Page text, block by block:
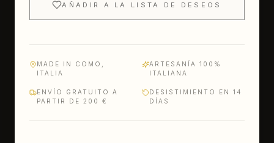
AÑADIR A LA LISTA DE DESEOS
MADE IN COMO,
ITALIA
ARTESANÍA 100%
ITALIANA
ENVÍO GRATUITO A
PARTIR DE 200 €
DESISTIMIENTO EN 14
DÍAS